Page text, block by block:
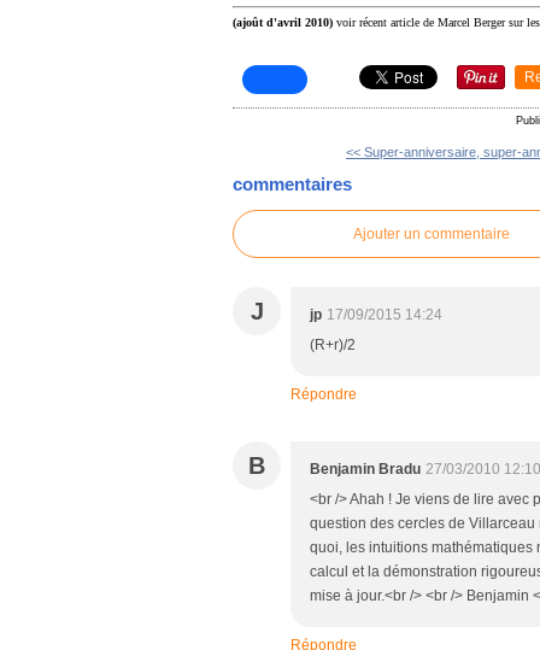
(ajoût d'avril 2010) voir récent article de Marcel Berger sur
<< Super-anniversaire, super-
commentaires
Ajouter un commentaire
J jp 17/09/2015 14:24
(R+r)/2
Répondre
B Benjamin Bradu 27/03/2010
<br /> Ahah ! Je viens de lire avec
question des cercles de Villarceau
quoi, les intuitions mathématiques
calcul et la démonstration
mise à jour.<br /> <br /> Benjamin
Répondre